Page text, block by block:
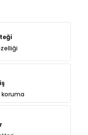
koruma